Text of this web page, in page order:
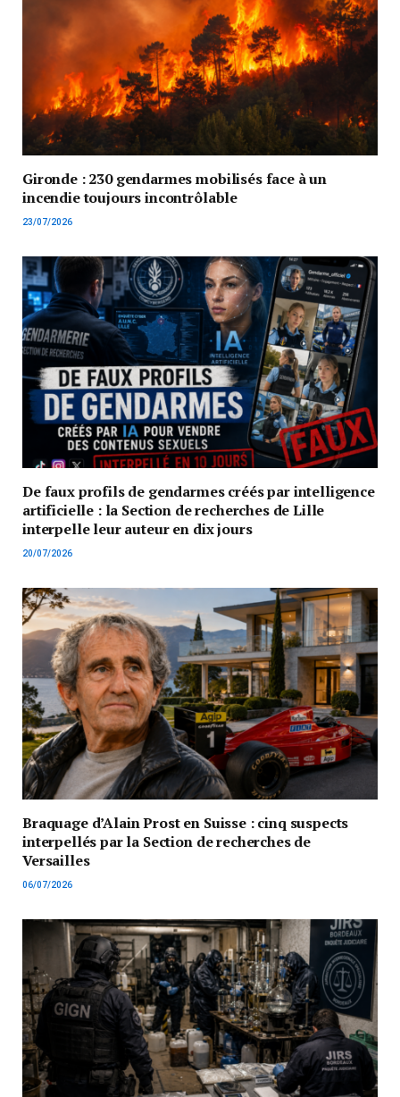
Gironde : 230 gendarmes mobilisés face à un
incendie toujours incontrôlable
23/07/2026
De faux profils de gendarmes créés par intelligence
artificielle : la Section de recherches de Lille
interpelle leur auteur en dix jours
20/07/2026
Braquage d’Alain Prost en Suisse : cinq suspects
interpellés par la Section de recherches de
Versailles
06/07/2026